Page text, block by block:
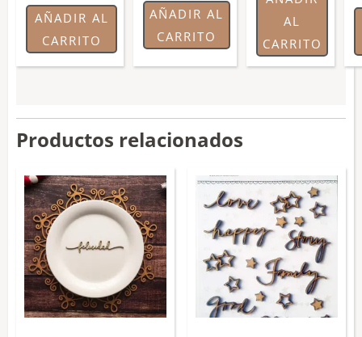
AÑADIR AL
CARRITO
AÑADIR AL
CARRITO
AL
CARRITO
Productos relacionados